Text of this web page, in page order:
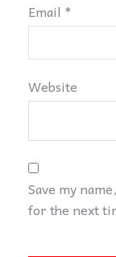
Email *
Website
Save my
for the next